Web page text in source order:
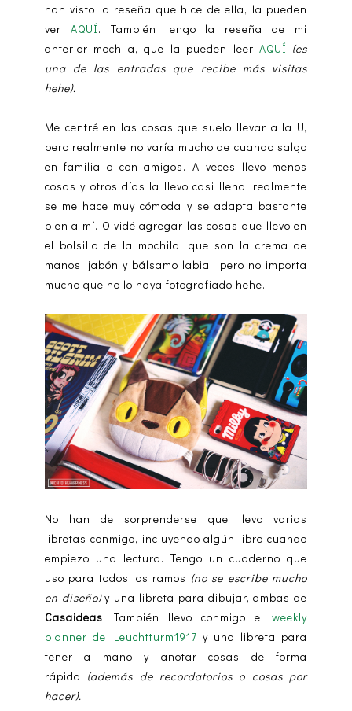
han visto la reseña que hice de ella, la pueden
ver AQUÍ. También tengo la reseña de mi
anterior mochila, que la pueden leer AQUÍ (es
una de las entradas que recibe más visitas
hehe).
Me centré en las cosas que suelo llevar a la U,
pero realmente no varía mucho de cuando salgo
en familia o con amigos. A veces llevo menos
cosas y otros días la llevo casi llena, realmente
se me hace muy cómoda y se adapta bastante
bien a mí. Olvidé agregar las cosas que llevo en
el bolsillo de la mochila, que son la crema de
manos, jabón y bálsamo labial, pero no importa
mucho que no lo haya fotografiado hehe.
No han de sorprenderse que llevo varias
libretas conmigo, incluyendo algún libro cuando
empiezo una lectura. Tengo un cuaderno que
uso para todos los ramos (no se escribe mucho
en diseño)y una libreta para dibujar, ambas de
Casaideas. También llevo conmigo elweekly
planner de Leuchtturm1917 y una libreta para
tener a mano y anotar cosas de forma
rápida (además de recordatorios o cosas por
hacer).